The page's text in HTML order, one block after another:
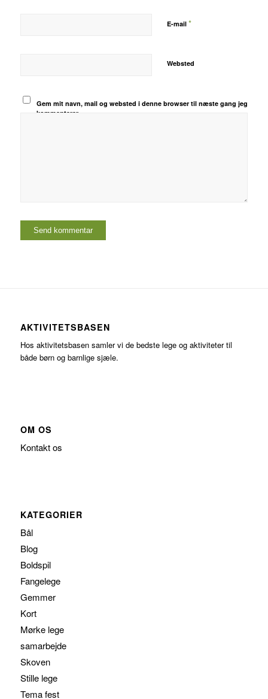
E-mail *
Websted
Gem mit navn, mail og websted i denne browser til næste gang jeg
kommenterer.
AKTIVITETSBASEN
Hos aktivitetsbasen samler vi de bedste lege og aktiviteter til
både børn og barnlige sjæle.
OM OS
Kontakt os
KATEGORIER
Bål
Blog
Boldspil
Fangelege
Gemmer
Kort
Mørke lege
samarbejde
Skoven
Stille lege
Tema fest